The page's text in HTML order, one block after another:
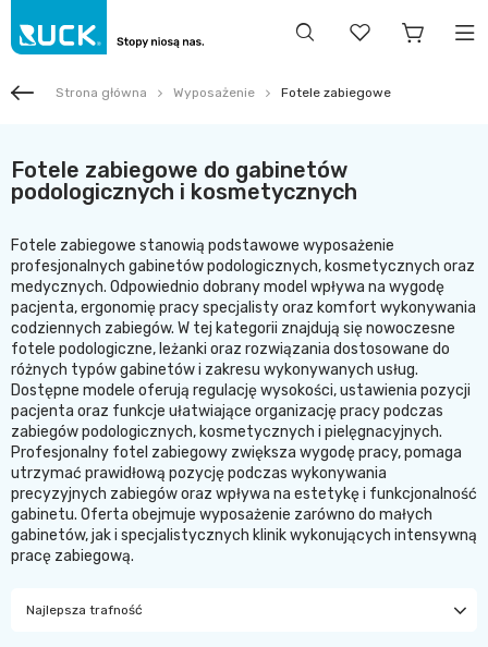
Strona główna Wyposażenie Fotele zabiegowe
Fotele zabiegowe do gabinetów
podologicznych i kosmetycznych
Fotele zabiegowe stanowią podstawowe wyposażenie
profesjonalnych gabinetów podologicznych, kosmetycznych oraz
medycznych. Odpowiednio dobrany model wpływa na wygodę
pacjenta, ergonomię pracy specjalisty oraz komfort wykonywania
codziennych zabiegów. W tej kategorii znajdują się nowoczesne
fotele podologiczne, leżanki oraz rozwiązania dostosowane do
różnych typów gabinetów i zakresu wykonywanych usług.
Dostępne modele oferują regulację wysokości, ustawienia pozycji
pacjenta oraz funkcje ułatwiające organizację pracy podczas
zabiegów podologicznych, kosmetycznych i pielęgnacyjnych.
Profesjonalny fotel zabiegowy zwiększa wygodę pracy, pomaga
utrzymać prawidłową pozycję podczas wykonywania
precyzyjnych zabiegów oraz wpływa na estetykę i funkcjonalność
gabinetu. Oferta obejmuje wyposażenie zarówno do małych
gabinetów, jak i specjalistycznych klinik wykonujących intensywną
pracę zabiegową.
Najlepsza trafność